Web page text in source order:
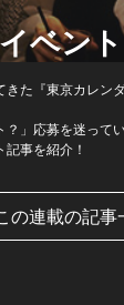
ベン
た『東京カレンダ
？」応募を迷って
事を紹介！
の連載の記事